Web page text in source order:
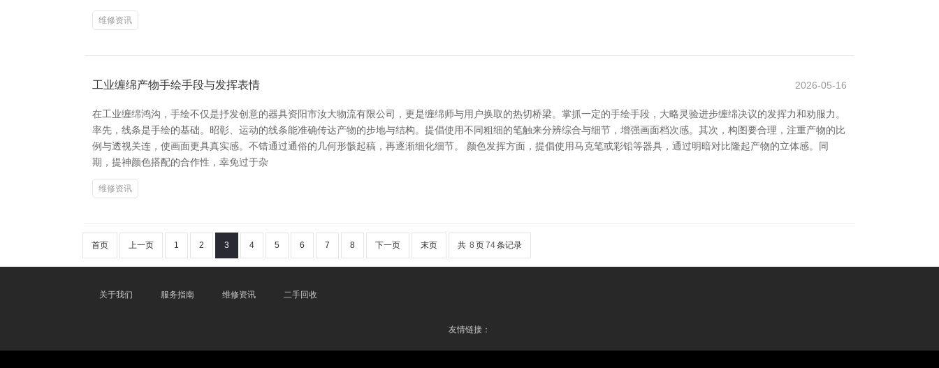
维修资讯
工业缠绵产物手绘手段与发挥表情 2026-05-16
在工业缠绵鸿沟，手绘不仅是抒发创意的器具资阳市汝大物流有限公司，更是缠绵师与用户换取的热切桥梁。掌抓一定的手绘手段，大略灵验进步缠绵决议的发挥力和劝服力。
率先，线条是手绘的基础。昭彰、运动的线条能准确传达产物的步地与结构。提倡使用不同粗细的笔触来分辨综合与细节，增强画面档次感。其次，构图要合理，注重产物的比
例与透视关连，使画面更具真实感。不错通过通俗的几何形骸起稿，再逐渐细化细节。 颜色发挥方面，提倡使用马克笔或彩铅等器具，通过明暗对比隆起产物的立体感。同
期，提神颜色搭配的合作性，幸免过于杂
维修资讯
首页 上一页 1 2 3 4 5 6 7 8 下一页 末页 共 8 页74条记录
关于我们 服务指南 维修资讯 二手回收
友情链接：